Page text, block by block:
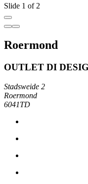
Slide 1 of 2
Roermond
OUTLET DI
Stadsweide 2
Roermond
6041TD